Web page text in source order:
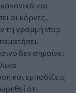
και
οι κόρνες,
τη γραμμή stop
δεν σημαίνει
και εμποδίζεις
ότι